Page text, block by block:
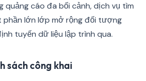
quảng cáo đa bối cảnh, dịch vụ tìm
phần lớn lớp mở rộng đối tượng
tuyến dữ liệu lập trình qua.
sách công khai